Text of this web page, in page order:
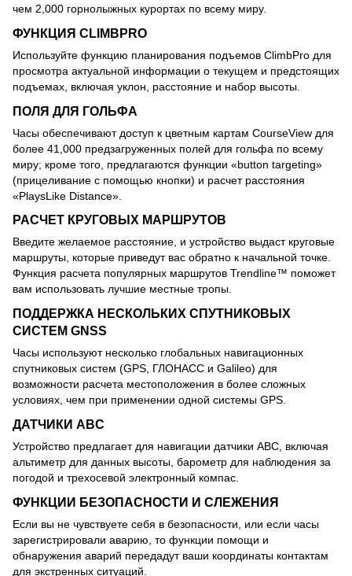
чем 2,000 горнолыжных курортах по всему миру.
ФУНКЦИЯ CLIMBPRO
Используйте функцию планирования подъемов ClimbPro для
просмотра актуальной информации о текущем и предстоящих
подъемах, включая уклон, расстояние и набор высоты.
ПОЛЯ ДЛЯ ГОЛЬФА
Часы обеспечивают доступ к цветным картам CourseView для
более 41,000 предзагруженных полей для гольфа по всему
миру; кроме того, предлагаются функции «button targeting»
(прицеливание с помощью кнопки) и расчет расстояния
«PlaysLike Distance».
РАСЧЕТ КРУГОВЫХ МАРШРУТОВ
Введите желаемое расстояние, и устройство выдаст круговые
маршруты, которые приведут вас обратно к начальной точке.
Функция расчета популярных маршрутов Trendline™ поможет
вам использовать лучшие местные тропы.
ПОДДЕРЖКА НЕСКОЛЬКИХ СПУТНИКОВЫХ
СИСТЕМ GNSS
Часы используют несколько глобальных навигационных
спутниковых систем (GPS, ГЛОНАСС и Galileo) для
возможности расчета местоположения в более сложных
условиях, чем при применении одной системы GPS.
ДАТЧИКИ ABC
Устройство предлагает для навигации датчики ABC, включая
альтиметр для данных высоты, барометр для наблюдения за
погодой и трехосевой электронный компас.
ФУНКЦИИ БЕЗОПАСНОСТИ И СЛЕЖЕНИЯ
Если вы не чувствуете себя в безопасности, или если часы
зарегистрировали аварию, то функции помощи и
обнаружения аварий передадут ваши координаты контактам
для экстренных ситуаций.